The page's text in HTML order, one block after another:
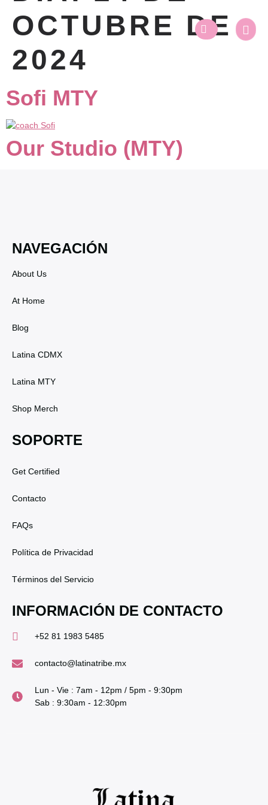
OCTUBRE DE
2024
Sofi MTY
Our Studio (MTY)
NAVEGACIÓN
About Us
At Home
Blog
Latina CDMX
Latina MTY
Shop Merch
SOPORTE
Get Certified
Contacto
FAQs
Política de Privacidad
Términos del Servicio
INFORMACIÓN DE CONTACTO
+52 81 1983 5485
contacto@latinatribe.mx
Lun - Vie : 7am - 12pm / 5pm - 9:30pm
Sab : 9:30am - 12:30pm